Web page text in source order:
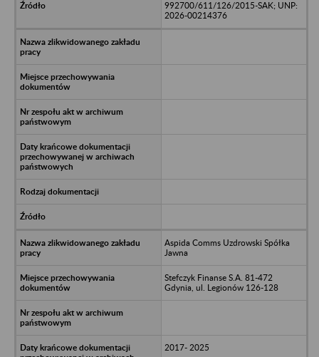
992700/611/126/2015-SAK; UNP:
2026-00214376
Aspida Comms Uzdrowski Spółka
Jawna
Stefczyk Finanse S.A. 81-472
Gdynia, ul. Legionów 126-128
2017- 2025